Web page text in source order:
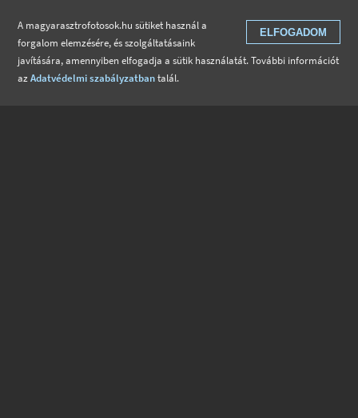
ELFOGADOM
A magyarasztrofotosok.hu sütiket használ a
forgalom elemzésére, és szolgáltatásaink
javítására, amennyiben elfogadja a sütik használatát. További információt
azAdatvédelmi szabályzatbantalál.